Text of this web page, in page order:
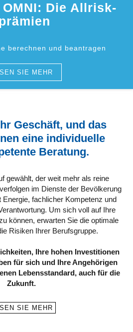
Die Allrisk-
berechnen und beantragen
SIE MEHR
Geschäft, und das
eine individuelle
Beratung.
gewählt, der weit mehr als reine
im Dienste der Bevölkerung
Energie, fachlicher Kompetenz und
Um sich voll auf Ihre
können, erwarten Sie die optimale
Risiken Ihrer Berufsgruppe.
Ihre hohen Investitionen
für sich und Ihre Angehörigen
Lebensstandard, auch für die
Zukunft.
SIE MEHR